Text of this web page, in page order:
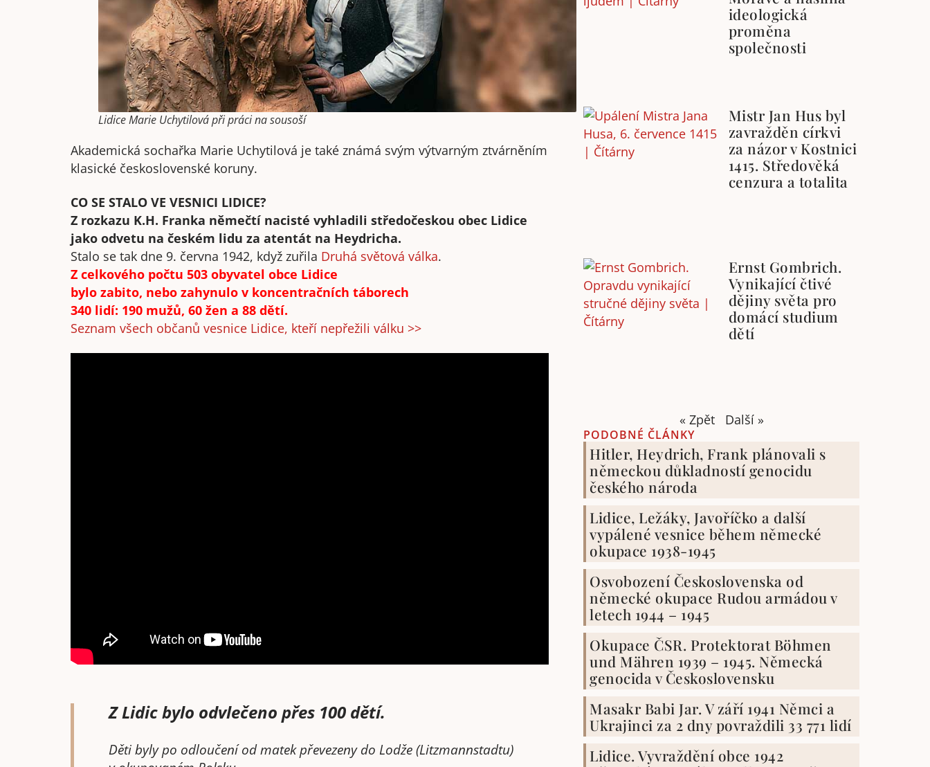
Lidice Marie Uchytilová při práci na sousoší
Akademická sochařka Marie Uchytilová je také známá svým výtvarným ztvárněním
klasické československé koruny.
CO SE STALO VE VESNICI LIDICE?
Z rozkazu K.H. Franka němečtí nacisté vyhladili středočeskou obec Lidice
jako odvetu na českém lidu za atentát na Heydricha.
Stalo se tak dne 9. června 1942, když zuřila Druhá světová válka.
Z celkového počtu 503 obyvatel obce Lidice
bylo zabito, nebo zahynulo v koncentračních táborech
340 lidí: 190 mužů, 60 žen a 88 dětí.
Seznam všech občanů vesnice Lidice, kteří nepřežili válku >>
Z Lidic bylo odvlečeno přes 100 dětí.
Děti byly po odloučení od matek převezeny do Lodže (Litzmannstadtu)
ideologická
proměna
společnosti
Mistr Jan Hus byl
zavražděn církvi
za názor v Kostnici
1415. Středověká
cenzura a totalita
Ernst Gombrich.
Vynikající čtivé
dějiny světa pro
domácí studium
dětí
« Zpět Další »
PODOBNÉ ČLÁNKY
Hitler, Heydrich, Frank plánovali s
německou důkladností genocidu
českého národa
Lidice, Ležáky, Javoříčko a další
vypálené vesnice během německé
okupace 1938-1945
Osvobození Československa od
německé okupace Rudou armádou v
letech 1944 – 1945
Okupace ČSR. Protektorat Böhmen
und Mähren 1939 – 1945. Německá
genocida v Československu
Masakr Babi Jar. V září 1941 Němci a
Ukrajinci za 2 dny povraždili 33 771 lidí
Lidice. Vyvraždění obce 1942